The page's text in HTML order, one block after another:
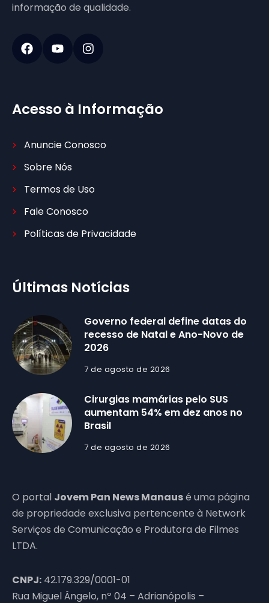
informação de qualidade.
Acesso à Informação
Anuncie Conosco
Sobre Nós
Termos de Uso
Fale Conosco
Políticas de Privacidade
Últimas Notícias
Governo federal define datas do
recesso de Natal e Ano-Novo de
2026
7 de agosto de 2026
Cirurgias mamárias pelo SUS
aumentam 54% em dez anos no
Brasil
7 de agosto de 2026
O portal Jovem Pan News Manausé uma página
de propriedade exclusiva pertencente à Network
Serviços de Comunicação e Produtora de Filmes
LTDA.
CNPJ: 42.179.329/0001-01
Rua Miguel Ângelo, nº 04 – Adrianópolis –